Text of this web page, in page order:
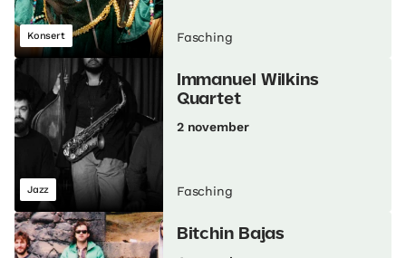
Konsert Fasching
Jazz
Immanuel Wilkins
Quartet
2 november
Fasching
Bitchin Bajas